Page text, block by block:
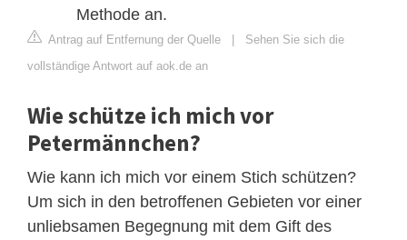
Methode an.
Antrag auf Entfernung der Quelle | Sehen Sie sich die
vollständige Antwort auf aok.de an
Wie schütze ich mich vor
Petermännchen?
Wie kann ich mich vor einem Stich schützen?
Um sich in den betroffenen Gebieten vor einer
unliebsamen Begegnung mit dem Gift des